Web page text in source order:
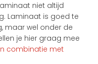
niet altijd
Laminaat is goed te
maar wel onder de
je hier graag mee
combinatie met